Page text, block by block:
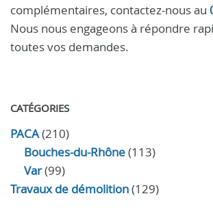
complémentaires, contactez-nous au
Nous nous engageons à répondre
toutes vos demandes.
CATÉGORIES
PACA(210)
Bouches-du-Rhône(113)
Var(99)
Travaux de démolition(129)